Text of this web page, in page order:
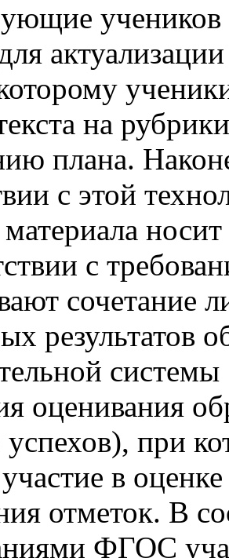
учеников
на
плана.
с этой
с
сочетание
результатов
оценивания
при
в
отметок. В
ФГОС